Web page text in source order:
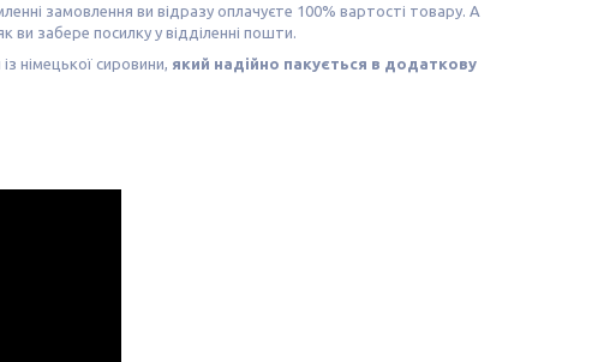
замовлення ви відразу оплачуєте 100% вартості товару. А
ви забере посилку у відділенні пошти.
німецької сировини, який надійно пакується в додаткову